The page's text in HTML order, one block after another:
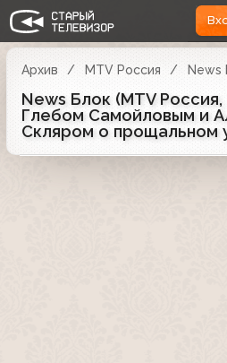
Архив MTV Россия News
News Блок (MTV
Глебом Самойловым и
Скляром о прощальном